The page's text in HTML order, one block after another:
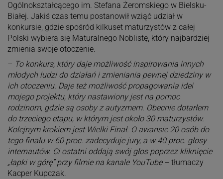
Ogólnokształcącego im. Stefana Żeromskiego w Bielsku-
Białej. Jakiś czas temu postanowił wziąć udział w
konkursie, gdzie spośród kilkuset maturzystów z całej
Polski wybiera się Maturalnego Noblistę, który najbardziej
zmienia swoje otoczenie.
– To konkurs, który daje możliwość inspirowania innych
młodych ludzi do działań i zmieniania pewnej dziedziny w
ich otoczeniu. Daje też możliwość propagowania idei
mojego projektu, który nastawiony jest na pomoc
rodzinom, gdzie są osoby z autyzmem. Obecnie dotarłem
do trzeciego etapu, w którym jest około 30 maturzystów.
Kolejnym krokiem jest Wielki Finał. O awansie 20 osób do
tego finału w 60 proc. zadecyduje jury, a w 40 proc. głosy
internautów. Ci ostatni oddają swój głos poprzez kliknięcie
„łapki w górę” przy filmie na kanale YouTube– tłumaczy
Kacper Kupczak.